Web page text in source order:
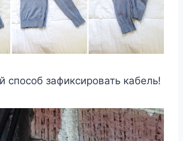
способ зафиксировать кабель!